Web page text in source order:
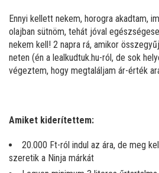
Ennyi kellett nekem, horogra akadtam,
olajban sütnöm, tehát jóval
nekem kell! 2 napra rá, amikor
neten (én a lealkudtuk.hu-ról, de sok
végeztem, hogy megtaláljam ár-érték
Amiket kiderítettem:
20.000 Ft-ról indul az ára, de meg
szeretik a Ninja márkát